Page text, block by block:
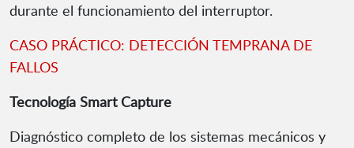
durante el funcionamiento del interruptor.
CASO PRÁCTICO: DETECCIÓN TEMPRANA DE
FALLOS
Tecnología Smart Capture
Diagnóstico completo de los sistemas mecánicos y